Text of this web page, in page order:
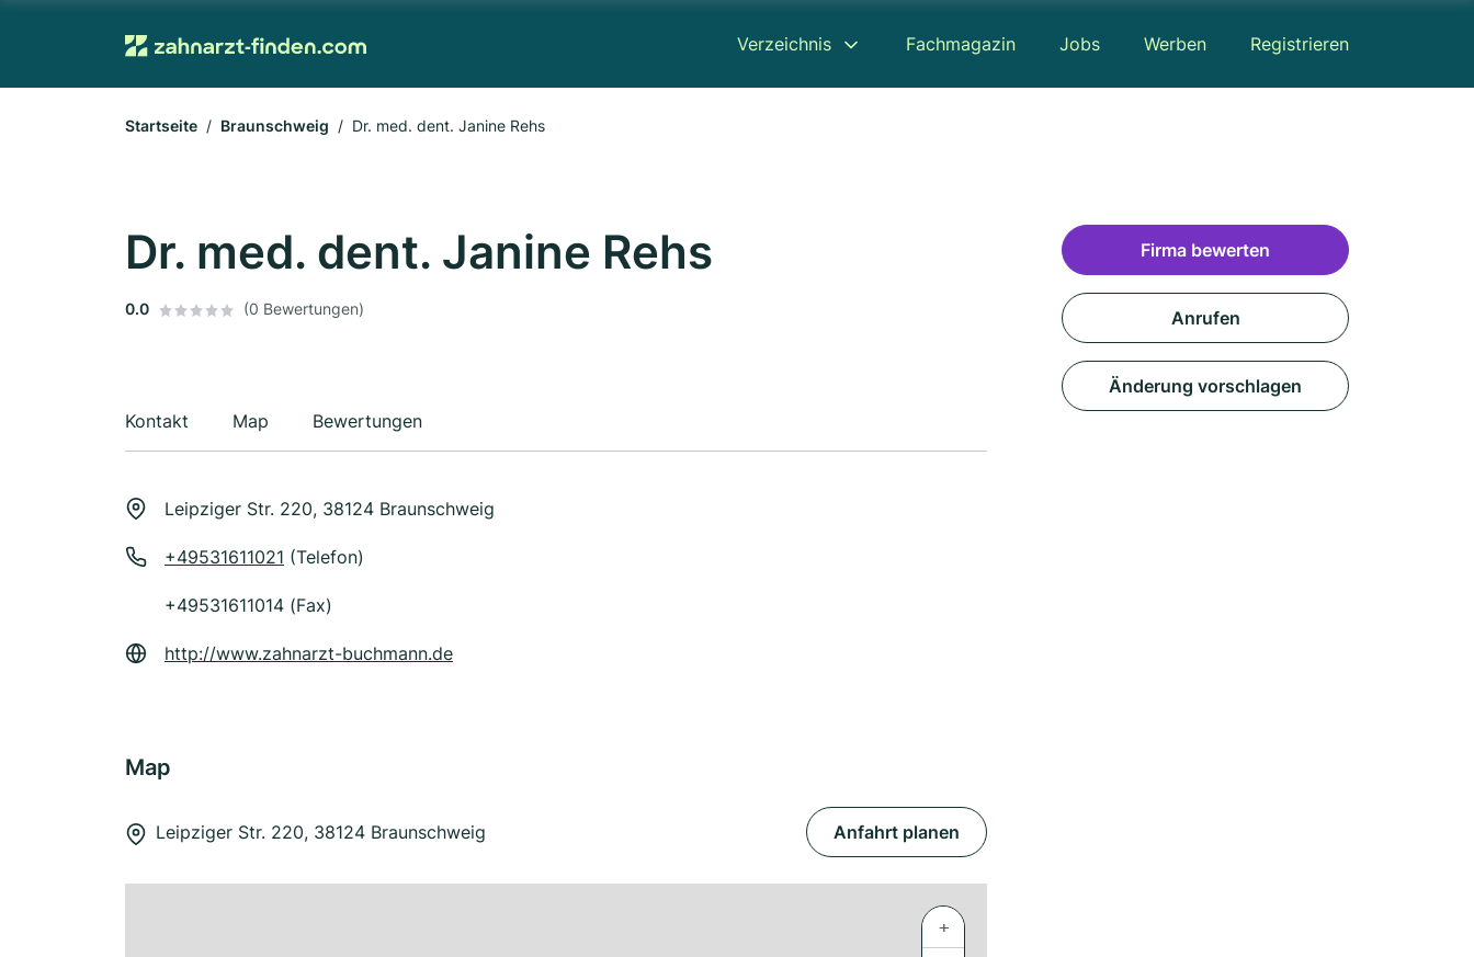
Verzeichnis Fachmagazin Jobs Werben Registrieren
Startseite Braunschweig Dr. med. dent. Janine Rehs
Dr. med. dent. Janine Rehs
0.0 (0 Bewertungen)
Kontakt Map Bewertungen
Leipziger Str. 220, 38124 Braunschweig
+49531611021 (Telefon)
+49531611014 (Fax)
http://www.zahnarzt-buchmann.de
Map
Leipziger Str. 220, 38124 Braunschweig Anfahrt planen
+
Firma bewerten
Anrufen
Änderung vorschlagen